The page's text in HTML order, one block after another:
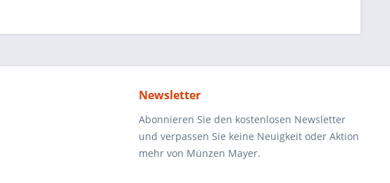
Newsletter
Abonnieren Sie den kostenlosen Newsletter
und verpassen Sie keine Neuigkeit oder Aktion
mehr von Münzen Mayer.